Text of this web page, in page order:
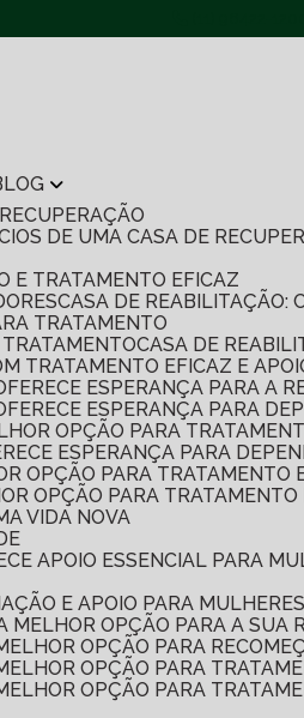
BLOG
DE UMA CASA DE
E TRATAMENTO EFICAZ
CASA DE
TRATAMENTO
TRATAMENTO CASA DE
TRATAMENTO EFICAZ E
ESPERANÇA PARA A
ESPERANÇA PARA
OPÇÃO PARA
ESPERANÇA PARA
OPÇÃO PARA TRATAMENTO
OPÇÃO PARA TRATAMENTO
VIDA NOVA
APOIO ESSENCIAL PARA
E APOIO PARA
MELHOR OPÇÃO PARA A SUA
OPÇÃO PARA
OPÇÃO PARA
OPÇÃO PARA